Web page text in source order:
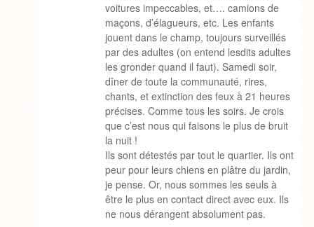
voitures impeccables, et…. camions de
maçons, d’élagueurs, etc. Les enfants
jouent dans le champ, toujours surveillés
par des adultes (on entend lesdits adultes
les gronder quand il faut). Samedi soir,
dîner de toute la communauté, rires,
chants, et extinction des feux à 21 heures
précises. Comme tous les soirs. Je crois
que c’est nous qui faisons le plus de bruit
la nuit !
Ils sont détestés par tout le quartier. Ils ont
peur pour leurs chiens en plâtre du jardin,
je pense. Or, nous sommes les seuls à
être le plus en contact direct avec eux. Ils
ne nous dérangent absolument pas.